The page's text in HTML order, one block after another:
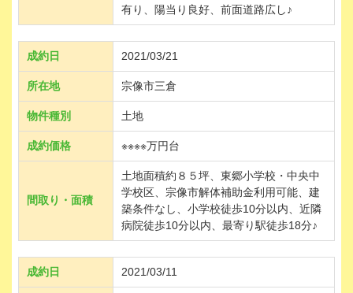
有り、陽当り良好、前面道路広し♪
成約日 2021/03/21
所在地 宗像市三倉
物件種別 土地
成約価格 ※※※※万円台
間取り・面積
土地面積約８５坪、東郷小学校・中央中
学校区、宗像市解体補助金利用可能、建
築条件なし、小学校徒歩10分以内、近隣
病院徒歩10分以内、最寄り駅徒歩18分♪
成約日 2021/03/11